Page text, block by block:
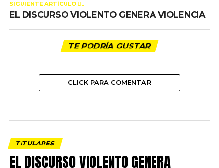
SIGUIENTE ARTÍCULO 👈🏻
EL DISCURSO VIOLENTO GENERA VIOLENCIA
TE PODRÍA GUSTAR
CLICK PARA COMENTAR
TITULARES
EL DISCURSO VIOLENTO GENERA